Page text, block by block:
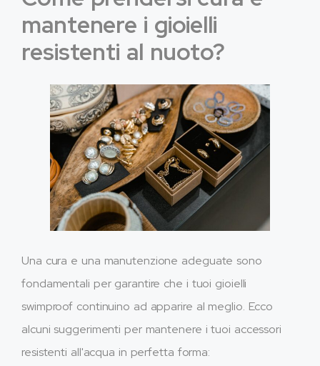
mantenere i gioielli
resistenti al nuoto?
Una cura e una manutenzione adeguate sono
fondamentali per garantire che i tuoi gioielli
swimproof continuino ad apparire al meglio. Ecco
alcuni suggerimenti per mantenere i tuoi accessori
resistenti all'acqua in perfetta forma: